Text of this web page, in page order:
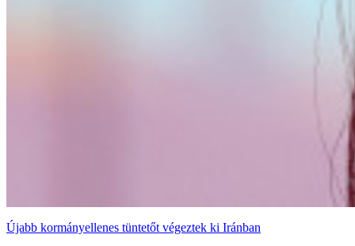
Újabb kormányellenes tüntetőt végeztek ki Iránban